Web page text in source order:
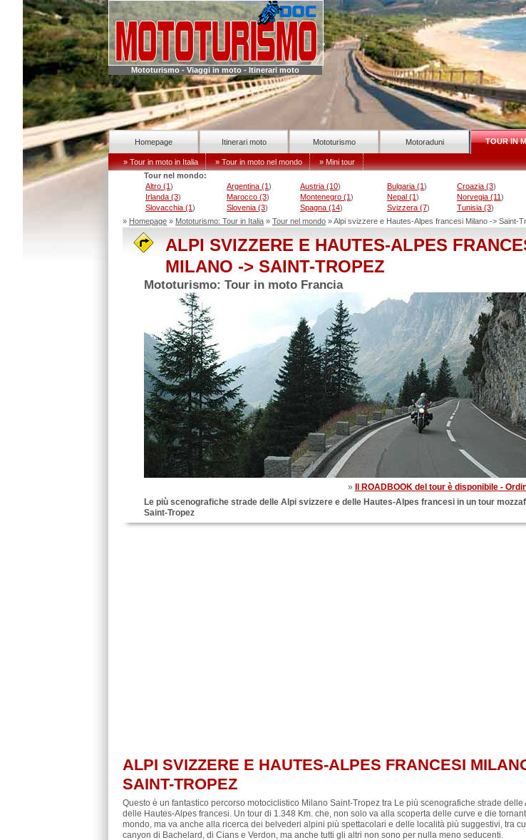
Mototurismo - Viaggi in moto - Itinerari moto
Homepage Itinerari moto Mototurismo Motoraduni TOUR IN
» Tour in moto in Italia » Tour in moto nel mondo
» Mini tour
Tour nel mondo:
Altro (1) Argentina (1) Austria (10) Bulgaria (1) Croazia (3)
Irlanda (3) Marocco (3) Montenegro (1) Nepal (1) Norvegia (11)
Slovacchia (1) Slovenia (3) Spagna (14) Svizzera (7) Tunisia (3)
» Homepage» Mototurismo: Tour in Italia» Tour nel mondo» Alpi svizzere e Hautes-Alpes francesi Milano ->
ALPI SVIZZERE E HAUTES-ALPES
MILANO -> SAINT-TROPEZ
Mototurismo: Tour in moto Francia
»
Il ROADBOOK del tour è disponibile -
Le più scenografiche strade delle Alpi svizzere e delle Hautes-Alpes francesi in un tour
Saint-Tropez
ALPI SVIZZERE E HAUTES-ALPES FRANCESI
SAINT-TROPEZ
Questo è un fantastico percorso motociclistico Milano Saint-Tropez tra Le più scenografiche strade delle
delle Hautes-Alpes francesi. Un tour di 1.348 Km. che, non solo va alla scoperta delle curve e die
mondo, ma va anche alla ricerca dei belvederi alpini più spettacolari e delle località più suggestivi, tra
canyon di Bachelard, di Cians e Verdon, ma anche tutti gli altri non sono per nulla meno seducenti.